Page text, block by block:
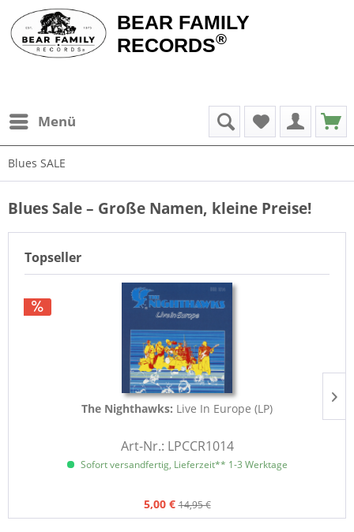
BEAR FAMILY
RECORDS®
Menü
Blues SALE
Blues Sale – Große Namen, kleine Preise!
Topseller
The Nighthawks: Live In Europe (LP)
Art-Nr.: LPCCR1014
Sofort versandfertig, Lieferzeit** 1-3 Werktage
5,00 € 14,95 €